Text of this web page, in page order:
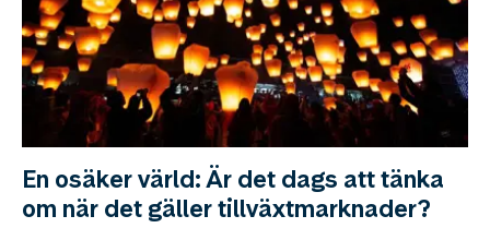
En osäker värld: Är det dags att tänka
om när det gäller tillväxtmarknader?